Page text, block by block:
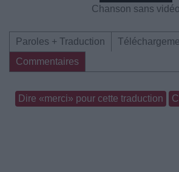
Chanson sans vidéo
Paroles + Traduction
Commentaires
Dire «merci» pour cette traduction